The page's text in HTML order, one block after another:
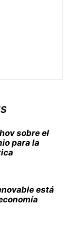
sobre el
para la
está